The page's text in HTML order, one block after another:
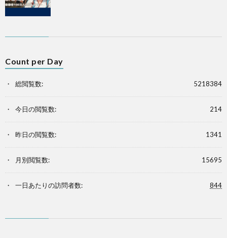
Count per Day
5218384
総閲覧数:
214
今日の閲覧数:
1341
昨日の閲覧数:
15695
月別閲覧数:
844
一日あたりの訪問者数: